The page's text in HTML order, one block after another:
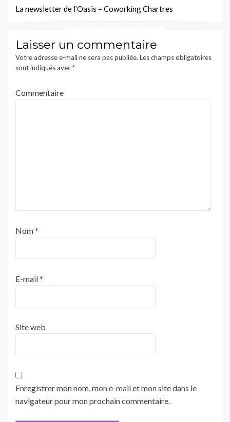
La newsletter de l’Oasis – Coworking Chartres
Laisser un commentaire
Votre adresse e-mail ne sera pas publiée. Les champs obligatoires
sont indiqués avec*
Commentaire
Nom*
E-mail*
Site web
Enregistrer mon nom, mon e-mail et mon site dans le
navigateur pour mon prochain commentaire.